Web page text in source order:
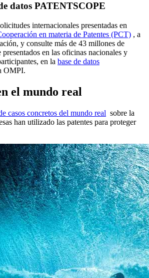
datos PATENTSCOPE
internacionales presentadas en
en materia de Patentes (PCT) , a
y consulte más de 43 millones de
presentados en las oficinas nacionales y
en la base de datos
OMPI.
el mundo real
casos concretos del mundo real sobre la
han utilizado las patentes para proteger